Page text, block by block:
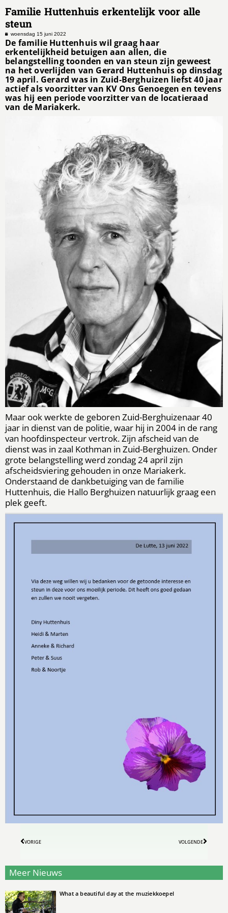
Familie Huttenhuis erkentelijk voor alle
steun
woensdag 15 juni 2022
De familie Huttenhuis wil graag haar
erkentelijkheid betuigen aan allen, die
belangstelling toonden en van steun zijn geweest
na het overlijden van Gerard Huttenhuis op dinsdag
19 april. Gerard was in Zuid-Berghuizen liefst 40 jaar
actief als voorzitter van KV Ons Genoegen en tevens
was hij een periode voorzitter van de locatieraad
van de Mariakerk.
Maar ook werkte de geboren Zuid-Berghuizenaar 40
jaar in dienst van de politie, waar hij in 2004 in de rang
van hoofdinspecteur vertrok. Zijn afscheid van de
dienst was in zaal Kothman in Zuid-Berghuizen. Onder
grote belangstelling werd zondag 24 april zijn
afscheidsviering gehouden in onze Mariakerk.
Onderstaand de dankbetuiging van de familie
Huttenhuis, die Hallo Berghuizen natuurlijk graag een
plek geeft.
VORIGE VOLGENDE
Meer Nieuws
What a beautiful day at the muziekkoepel